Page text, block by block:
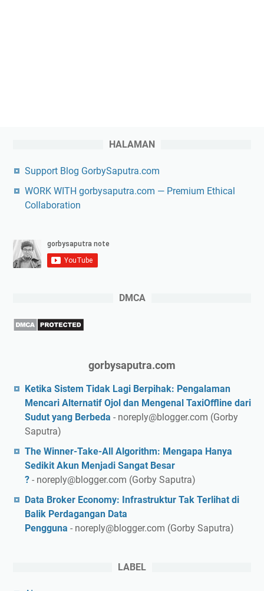
HALAMAN
Support Blog GorbySaputra.com
WORK WITH gorbysaputra.com — Premium Ethical
Collaboration
DMCA
gorbysaputra.com
Ketika Sistem Tidak Lagi Berpihak: Pengalaman
Mencari Alternatif Ojol dan Mengenal TaxiOffline dari
Sudut yang Berbeda - noreply@blogger.com (Gorby
Saputra)
The Winner-Take-All Algorithm: Mengapa Hanya
Sedikit Akun Menjadi Sangat Besar
? - noreply@blogger.com (Gorby Saputra)
Data Broker Economy: Infrastruktur Tak Terlihat di
Balik Perdagangan Data
Pengguna - noreply@blogger.com (Gorby Saputra)
LABEL